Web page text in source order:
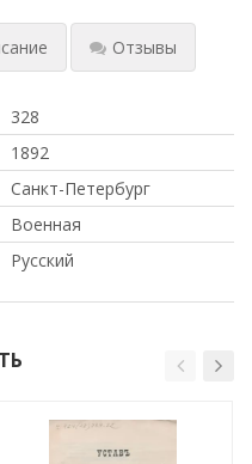
Отзывы
328
1892
Санкт-Петербург
Военная
Русский